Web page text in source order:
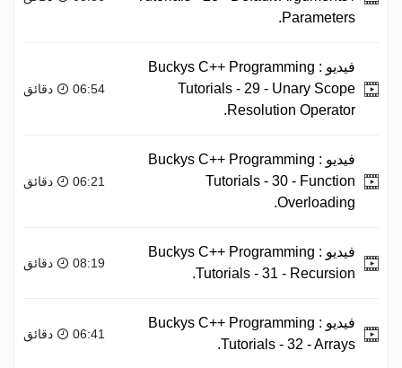
Parameters.
فيديو : Buckys C++ Programming
Tutorials - 29 - Unary Scope
Resolution Operator.
06:54 دقائق
فيديو : Buckys C++ Programming
Tutorials - 30 - Function
Overloading.
06:21 دقائق
فيديو : Buckys C++ Programming
Tutorials - 31 - Recursion.
08:19 دقائق
فيديو : Buckys C++ Programming
Tutorials - 32 - Arrays.
06:41 دقائق